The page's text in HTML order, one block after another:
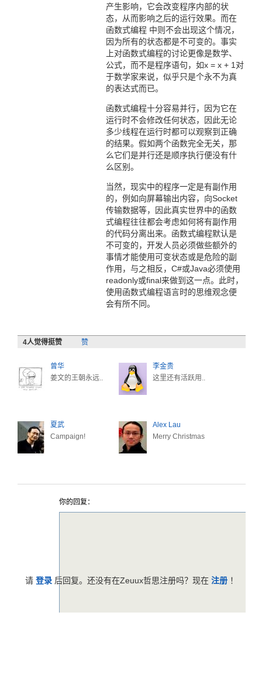
产生影响，它会改变程序内部的状
态，从而影响之后的运行效果。而在
函数式编程 中则不会出现这个情况，
因为所有的状态都是不可变的。事实
上对函数式编程的讨论更像是数学、
公式，而不是程序语句，如x = x + 1对
于数学家来说，似乎只是个永不为真
的表达式而已。
函数式编程十分容易并行，因为它在
运行时不会修改任何状态，因此无论
多少线程在运行时都可以观察到正确
的结果。假如两个函数完全无关，那
么它们是并行还是顺序执行便没有什
么区别。
当然，现实中的程序一定是有副作用
的，例如向屏幕输出内容，向Socket
传输数据等，因此真实世界中的函数
式编程往往都会考虑如何将有副作用
的代码分离出来。函数式编程默认是
不可变的，开发人员必须做些额外的
事情才能使用可变状态或是危险的副
作用，与之相反，C#或Java必须使用
readonly或final来做到这一点。此时，
使用函数式编程语言时的思维观念便
会有所不同。
4人觉得挺赞 赞
曾华
姜文的王朝永远..
李金贵
这里还有活跃用..
夏武
Campaign!
Alex Lau
Merry Christmas
你的回复：
请 登录 后回复。还没有在Zeuux哲思注册吗？现在 注册 ！